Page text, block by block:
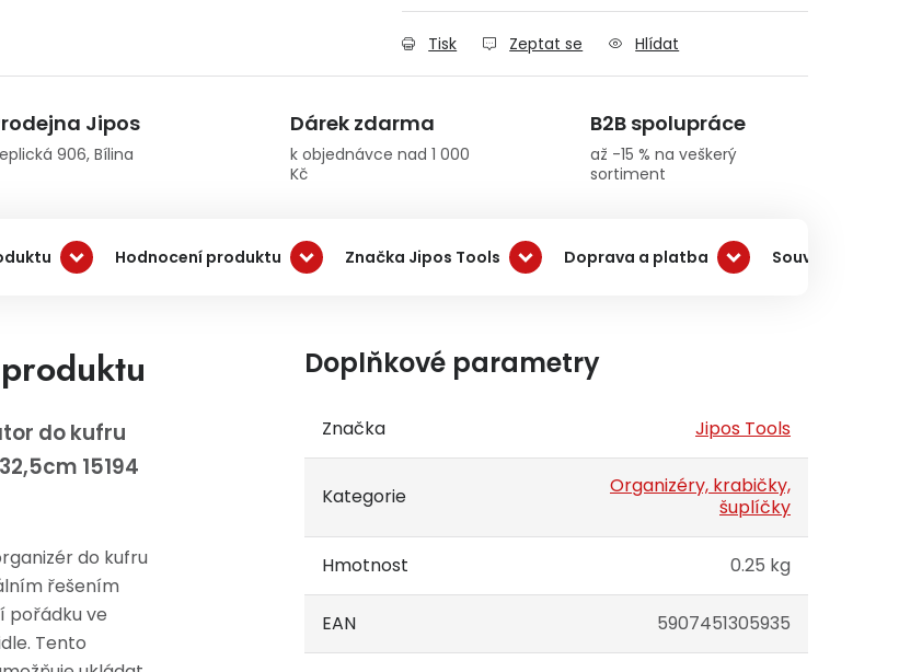
Tisk Zeptat se Hlídat
Jipos
906, Bílina
Dárek zdarma
k objednávce nad 1 000
Kč
B2B spolupráce
až -15 % na veškerý
sortiment
Hodnocení produktu Značka Jipos Tools Doprava a platba Související
do kufru
15194
do kufru
řešením
pořádku ve
Tento
Doplňkové parametry
Značka Jipos Tools
Kategorie
Organizéry, krabičky,
šuplíčky
Hmotnost 0.25 kg
EAN 5907451305935